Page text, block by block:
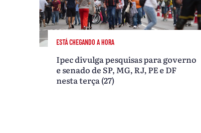
ESTÁ CHEGANDO A HORA
Ipec divulga pesquisas para governo
e senado de SP, MG, RJ, PE e DF
nesta terça (27)